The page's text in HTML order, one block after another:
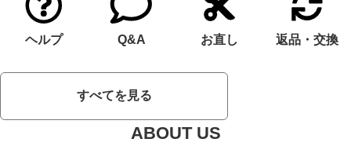
ヘルプ Q&A お直し 返品・交換
すべてを見る